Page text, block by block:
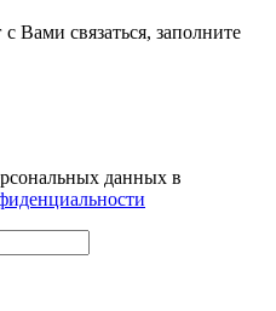
Вами связаться, заполните
данных в